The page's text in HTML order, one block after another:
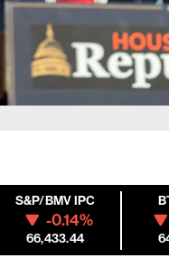
S&P/BMV IPC
-0.14%
66,433.44